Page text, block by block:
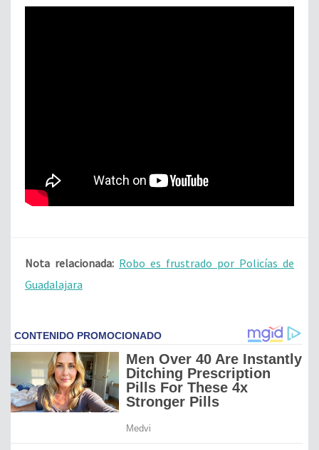
Nota relacionada: Robo es frustrado por Policías de
Guadalajara